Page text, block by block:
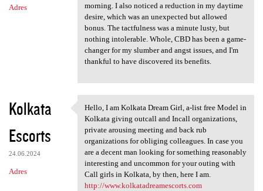
Adres
morning. I also noticed a reduction in my daytime
desire, which was an unexpected but allowed
bonus. The tactfulness was a minute lusty, but
nothing intolerable. Whole, CBD has been a game-
changer for my slumber and angst issues, and I'm
thankful to have discovered its benefits.
Kolkata
Escorts
24.06.2024
Adres
Hello, I am Kolkata Dream
Hello, I am Kolkata Dream Girl, a-list free Model in
Kolkata giving outcall and Incall organizations,
private arousing meeting and back rub
organizations for obliging colleagues. In case you
are a decent man looking for something reasonably
interesting and uncommon for your outing with
Call girls in Kolkata, by then, here I am.
http://www.kolkatadreamescorts.com